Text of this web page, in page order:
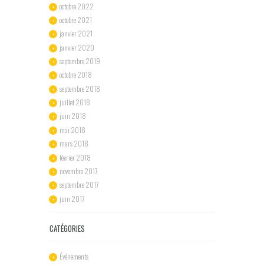
octobre2022
octobre2021
janvier2021
janvier2020
septembre2019
octobre2018
septembre2018
juillet2018
juin 2018
mai 2018
mars2018
février2018
novembre2017
septembre2017
juin 2017
CATÉGORIES
Événements